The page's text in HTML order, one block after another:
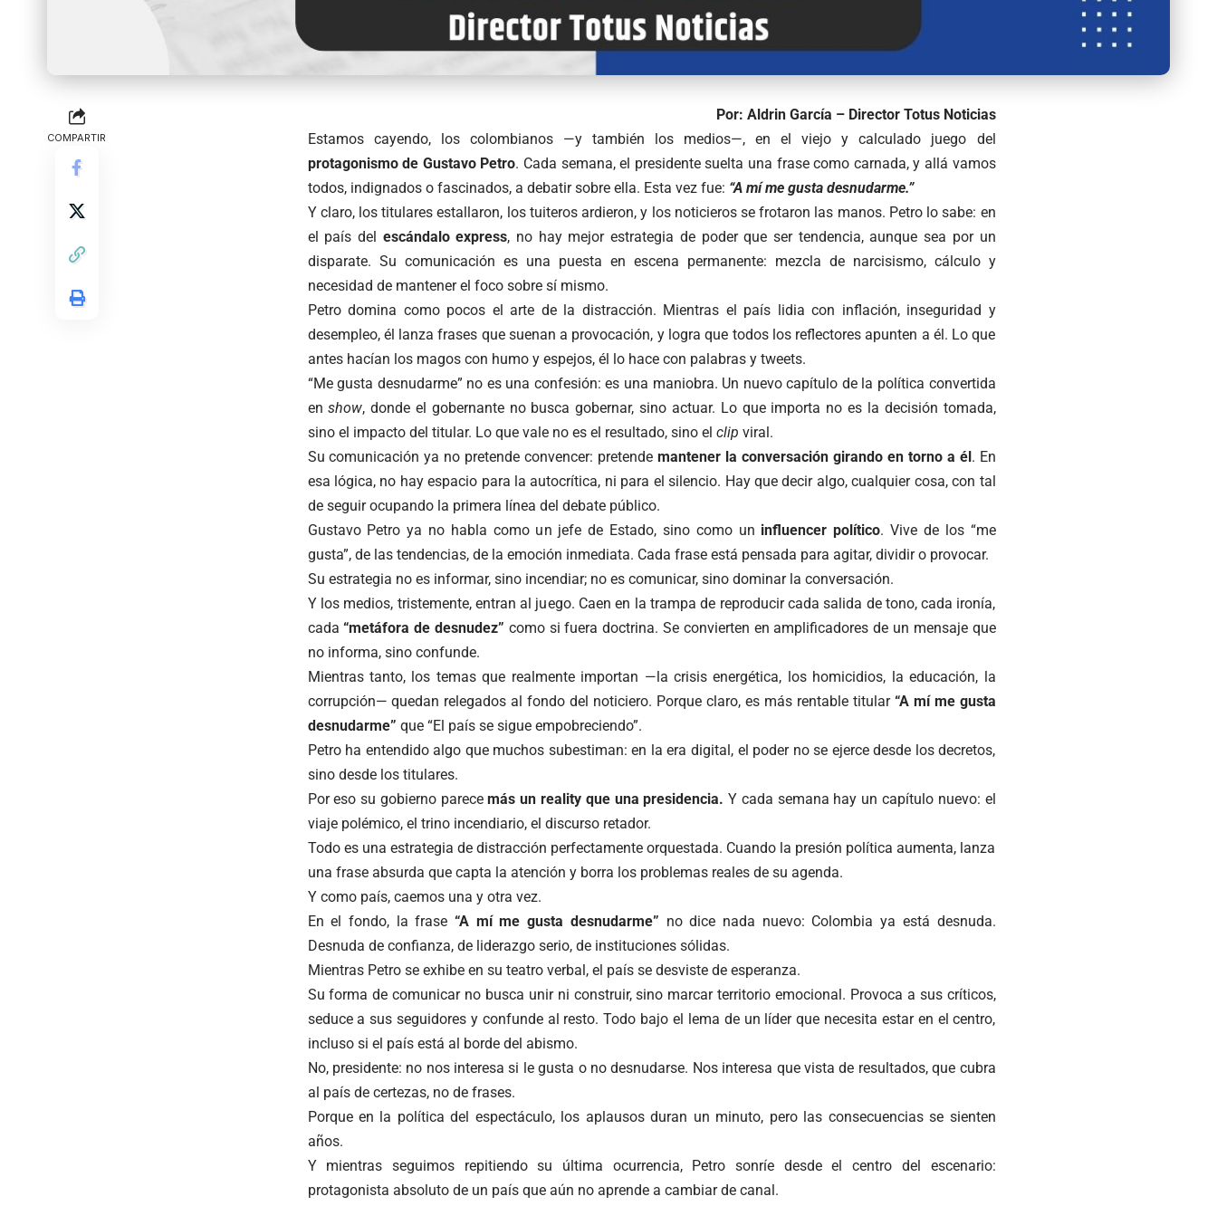
COMPARTIR
Por: Aldrin García – Director Totus Noticias
Estamos cayendo, los colombianos —y también los medios—, en el viejo y calculado juego del
protagonismo de Gustavo Petro. Cada semana, el presidente suelta una frase como carnada, y allá vamos
todos, indignados o fascinados, a debatir sobre ella. Esta vez fue: “A mí me gusta desnudarme.”
Y claro, los titulares estallaron, los tuiteros ardieron, y los noticieros se frotaron las manos. Petro lo sabe: en
el país del escándalo express, no hay mejor estrategia de poder que ser tendencia, aunque sea por un
disparate. Su comunicación es una puesta en escena permanente: mezcla de narcisismo, cálculo y
necesidad de mantener el foco sobre sí mismo.
Petro domina como pocos el arte de la distracción. Mientras el país lidia con inflación, inseguridad y
desempleo, él lanza frases que suenan a provocación, y logra que todos los reflectores apunten a él. Lo que
antes hacían los magos con humo y espejos, él lo hace con palabras y tweets.
“Me gusta desnudarme” no es una confesión: es una maniobra. Un nuevo capítulo de la política convertida
enshow, donde el gobernante no busca gobernar, sino actuar. Lo que importa no es la decisión tomada,
sino el impacto del titular. Lo que vale no es el resultado, sino el clip viral.
Su comunicación ya no pretende convencer: pretendemantener la conversación girando en torno a él. En
esa lógica, no hay espacio para la autocrítica, ni para el silencio. Hay que decir algo, cualquier cosa, con tal
de seguir ocupando la primera línea del debate público.
Gustavo Petro ya no habla como un jefe de Estado, sino como un influencer político. Vive de los “me
gusta”, de las tendencias, de la emoción inmediata. Cada frase está pensada para agitar, dividir o provocar.
Su estrategia no es informar, sino incendiar; no es comunicar, sino dominar la conversación.
Y los medios, tristemente, entran al juego. Caen en la trampa de reproducir cada salida de tono, cada ironía,
cada“metáfora de desnudez” como si fuera doctrina. Se convierten en amplificadores de un mensaje que
no informa, sino confunde.
Mientras tanto, los temas que realmente importan —la crisis energética, los homicidios, la educación, la
corrupción— quedan relegados al fondo del noticiero. Porque claro, es más rentable titular“A mí me gusta
desnudarme” que “El país se sigue empobreciendo”.
Petro ha entendido algo que muchos subestiman: en la era digital, el poder no se ejerce desde los decretos,
sino desde los titulares.
Por eso su gobierno parecemás un reality que una presidencia. Y cada semana hay un capítulo nuevo: el
viaje polémico, el trino incendiario, el discurso retador.
Todo es una estrategia de distracción perfectamente orquestada. Cuando la presión política aumenta, lanza
una frase absurda que capta la atención y borra los problemas reales de su agenda.
Y como país, caemos una y otra vez.
En el fondo, la frase“A mí me gusta desnudarme” no dice nada nuevo: Colombia ya está desnuda.
Desnuda de confianza, de liderazgo serio, de instituciones sólidas.
Mientras Petro se exhibe en su teatro verbal, el país se desviste de esperanza.
Su forma de comunicar no busca unir ni construir, sino marcar territorio emocional. Provoca a sus críticos,
seduce a sus seguidores y confunde al resto. Todo bajo el lema de un líder que necesita estar en el centro,
incluso si el país está al borde del abismo.
No, presidente: no nos interesa si le gusta o no desnudarse. Nos interesa que vista de resultados, que cubra
al país de certezas, no de frases.
Porque en la política del espectáculo, los aplausos duran un minuto, pero las consecuencias se sienten
años.
Y mientras seguimos repitiendo su última ocurrencia, Petro sonríe desde el centro del escenario:
protagonista absoluto de un país que aún no aprende a cambiar de canal.